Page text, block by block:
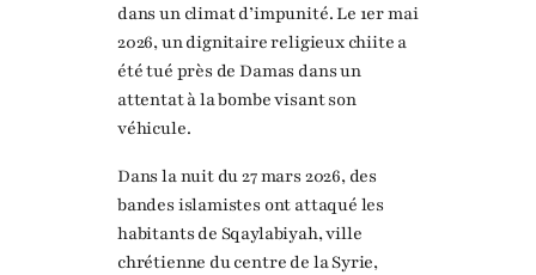
dans un climat d’impunité. Le 1er mai
2026, un dignitaire religieux chiite a
été tué près de Damas dans un
attentat à la bombe visant son
véhicule.
Dans la nuit du 27 mars 2026, des
bandes islamistes ont attaqué les
habitants de Sqaylabiyah, ville
chrétienne du centre de la Syrie,